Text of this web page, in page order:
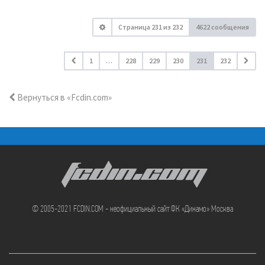
Страница 231из 232 4622 сообщения
1 … 228 229 230 231 232
Вернуться в «Fcdin.com»
FCDIN.COM
© 2005-2021 FCDIN.COM - неофициальный сайт ФК «Динамо» Москва